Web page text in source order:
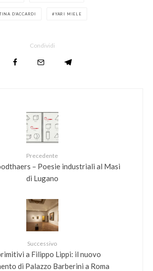
D’ACCARDI YARI MIELE
Condividi
Precedente
– Poesie industriali al Masi
di Lugano
Successivo
a Filippo Lippi: il nuovo
di Palazzo Barberini a Roma